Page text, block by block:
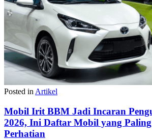
Posted inArtikel
Mobil Irit BBM Jadi Incaran
2026, Ini Daftar Mobil yang
Perhatian